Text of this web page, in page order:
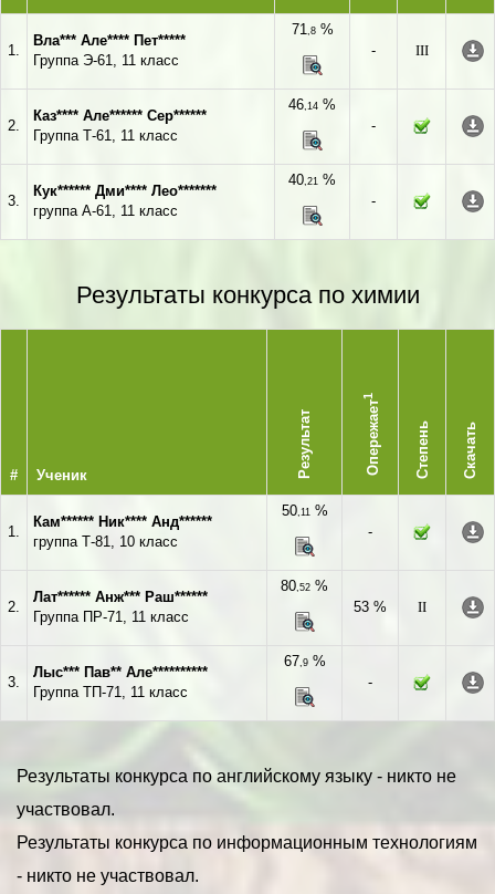
1.
Вла*** Але**** Пет*****
Группа Э-61, 11 класс
71,8%
-
III
2.
Каз**** Але****** Сер******
Группа Т-61, 11 класс
46,14 %
-
3.
Кук****** Дми**** Лео*******
группа А-61, 11 класс
40,21 %
-
Результаты конкурса по химии
# Ученик Результат Опережает
1
Степень Скачать
1.
Кам****** Ник**** Анд******
группа Т-81, 10 класс
50,11%
-
2.
Лат****** Анж*** Раш******
Группа ПР-71, 11 класс
80,52 %
53 %
II
3.
Лыс*** Пав** Але**********
Группа ТП-71, 11 класс
67,9%
-
Результаты конкурса по английскому языку - никто не
участвовал.
Результаты конкурса по информационным технологиям
- никто не участвовал.